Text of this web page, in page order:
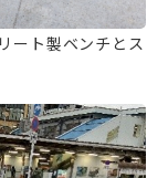
ート製ベンチとス